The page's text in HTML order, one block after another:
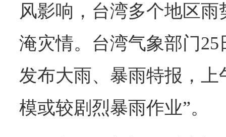
风影响，台湾多个地区
淹灾情。台湾气象部门
发布大雨、暴雨特报，上
模或较剧烈暴雨作业”。